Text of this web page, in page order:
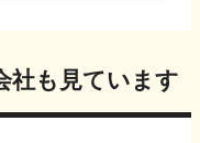
社も見ています